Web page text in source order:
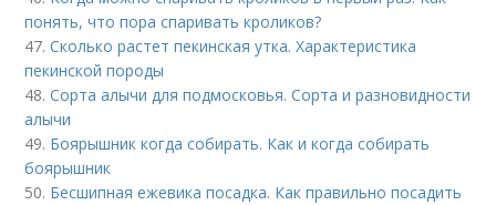
понять, что пора спаривать кроликов?
47.Сколько растет пекинская утка. Характеристика
пекинской породы
48.Сорта алычи для подмосковья. Сорта и разновидности
алычи
49. Боярышник когда собирать. Как и когда собирать
боярышник
50. Бесшипная ежевика посадка. Как правильно посадить